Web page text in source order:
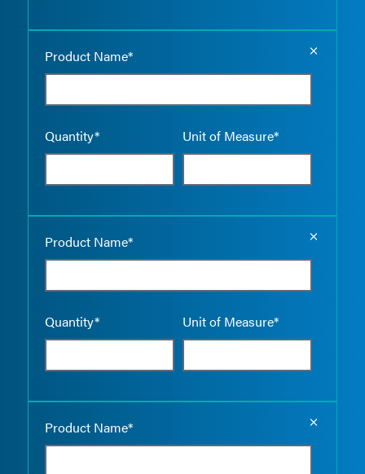
Product Name*
Quantity* Unit of Measure*
Product Name*
Quantity* Unit of Measure*
Product Name*